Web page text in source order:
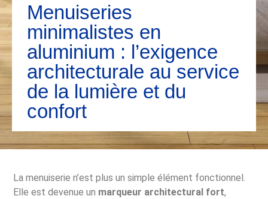
Menuiseries
minimalistes en
aluminium : l’exigence
architecturale au service
de la lumière et du
confort
La menuiserie n’est plus un simple élément fonctionnel.
Elle est devenue un marqueur architectural fort,